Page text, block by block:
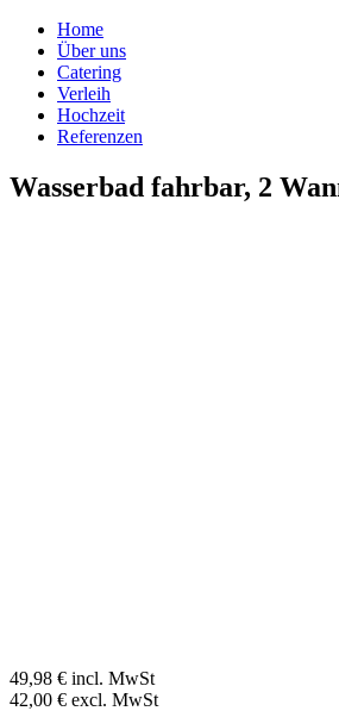
Home
Über uns
Catering
Verleih
Hochzeit
Referenzen
Wasserbad fahrbar, 2
49,98 € incl. MwSt
42,00 € excl. MwSt